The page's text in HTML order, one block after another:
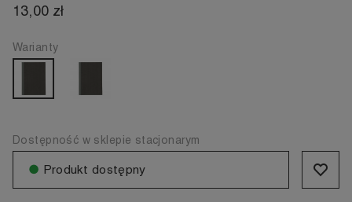
13,00 zł
Warianty
Dostępność w sklepie stacjonarym
● Produkt dostępny